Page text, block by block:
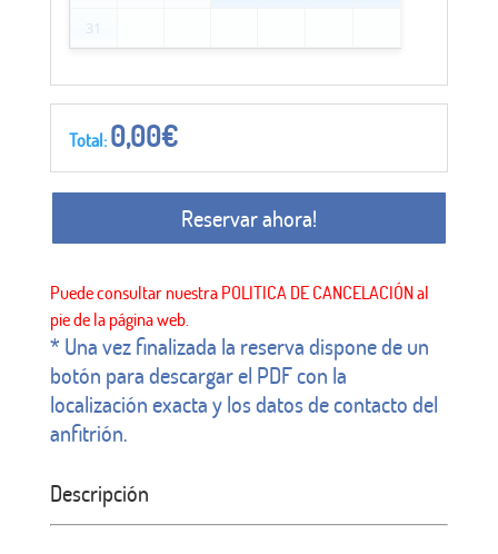
31
Total: 0,00€
Reservar ahora!
* Una vez finalizada la reserva dispone de un
botón para descargar el PDF con la
localización exacta y los datos de contacto del
anfitrión.
Descripción